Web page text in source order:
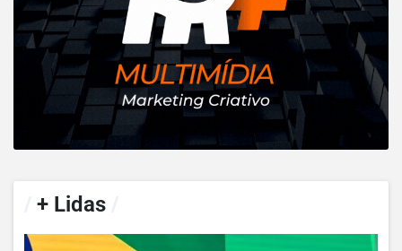
+ Lidas